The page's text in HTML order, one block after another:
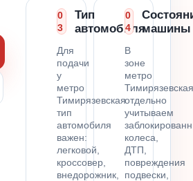
0
3
Тип
автомобиля
Для
подачи
у
метро
Тимирязевская
тип
автомобиля
важен:
легковой,
кроссовер,
внедорожник,
0
4
машины
В
зоне
метро
Тимирязевская
отдельно
учитываем
колеса,
ДТП,
повреждения
подвески,